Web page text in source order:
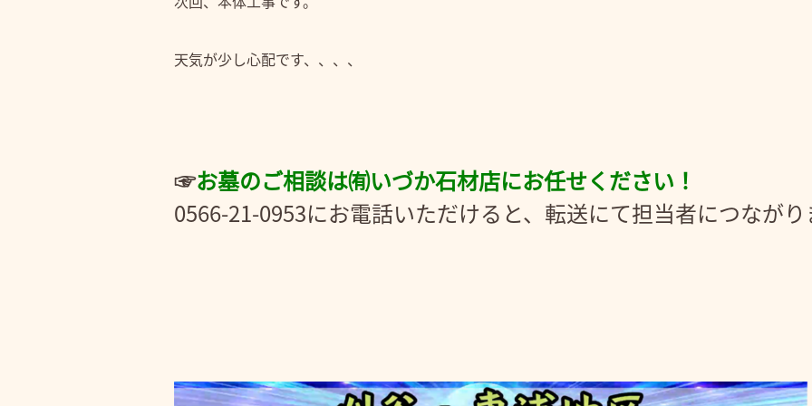
天気が少し心配です、、、、
☞お墓のご相談は㈲いづか石材店にお任せください！
0566-21-0953にお電話いただけると、転送にて担当者につなが